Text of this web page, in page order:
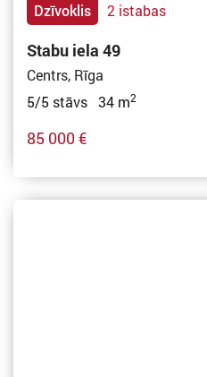
Dzīvoklis 2 istabas
Stabu iela 49
Centrs, Rīga
5/5 stāvs 34 m2
85 000 €